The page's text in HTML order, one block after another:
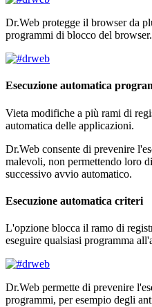
Dr.Web protegge il browser da
programmi di blocco del browser.
Esecuzione automatica
Vieta modifiche a più rami di
automatica delle applicazioni.
Dr.Web consente di prevenire
malevoli, non permettendo loro
successivo avvio automatico.
Esecuzione automatica criteri
L'opzione blocca il ramo di
eseguire qualsiasi programma
Dr.Web permette di prevenire
programmi, per esempio degli